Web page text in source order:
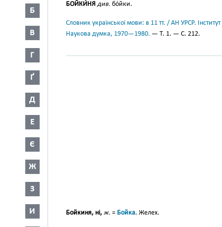
Б
В
Г
Ґ
Д
Е
Є
Ж
З
И
БОЙКИ́НЯ див. бо́йки.
Словник української мови: в 11 тт. / АН УРСР.
Наукова думка, 1970—1980. — Т. 1. — С. 212.
Бойкиня, ні, ж. = Бойка. Желех.